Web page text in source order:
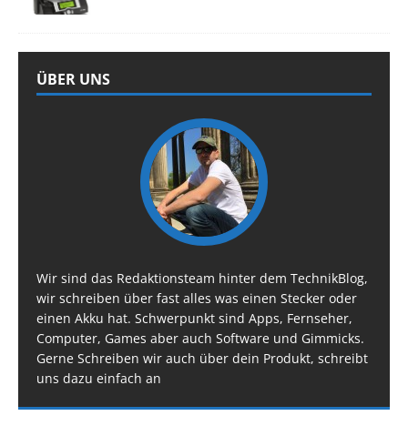
ÜBER UNS
Wir sind das Redaktionsteam hinter dem TechnikBlog,
wir schreiben über fast alles was einen Stecker oder
einen Akku hat. Schwerpunkt sind Apps, Fernseher,
Computer, Games aber auch Software und Gimmicks.
Gerne Schreiben wir auch über dein Produkt, schreibt
uns dazu einfach an